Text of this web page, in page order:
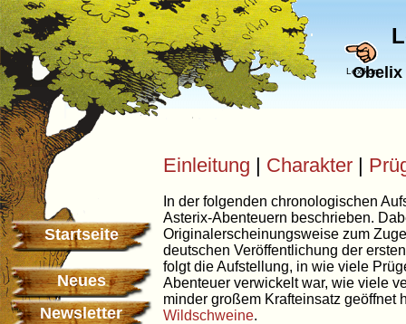
Lexikon
Startseite
Neues
Newsletter
Einleitung | Charakter |
In der folgenden chronologischen
Asterix-Abenteuern beschrieben.
Originalerscheinungsweise zum
deutschen Veröffentlichung der
folgt die Aufstellung, in wie viele
Abenteuer verwickelt war, wie viele
minder großem Krafteinsatz geöffnet
Wildschweine.